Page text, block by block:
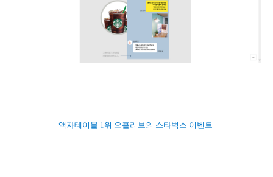
액자테이블 1위 오홀리브의 스타벅스 이벤트